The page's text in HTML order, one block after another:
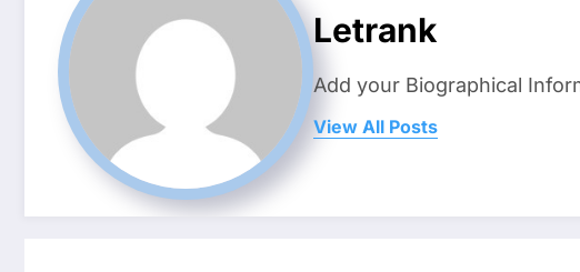
Letrank
Add your Biographical
View All Posts